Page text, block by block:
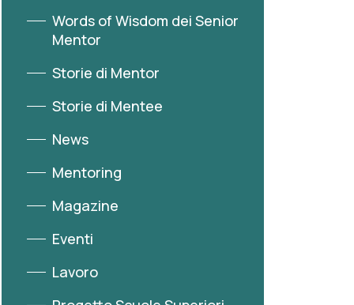
Words of Wisdom dei Senior
Mentor
Storie di Mentor
Storie di Mentee
News
Mentoring
Magazine
Eventi
Lavoro